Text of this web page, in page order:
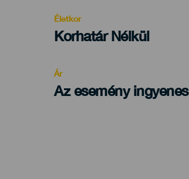
evento
Életkor
Edad
Korhatár Nélkül
Ár
Az esemény ingyenes